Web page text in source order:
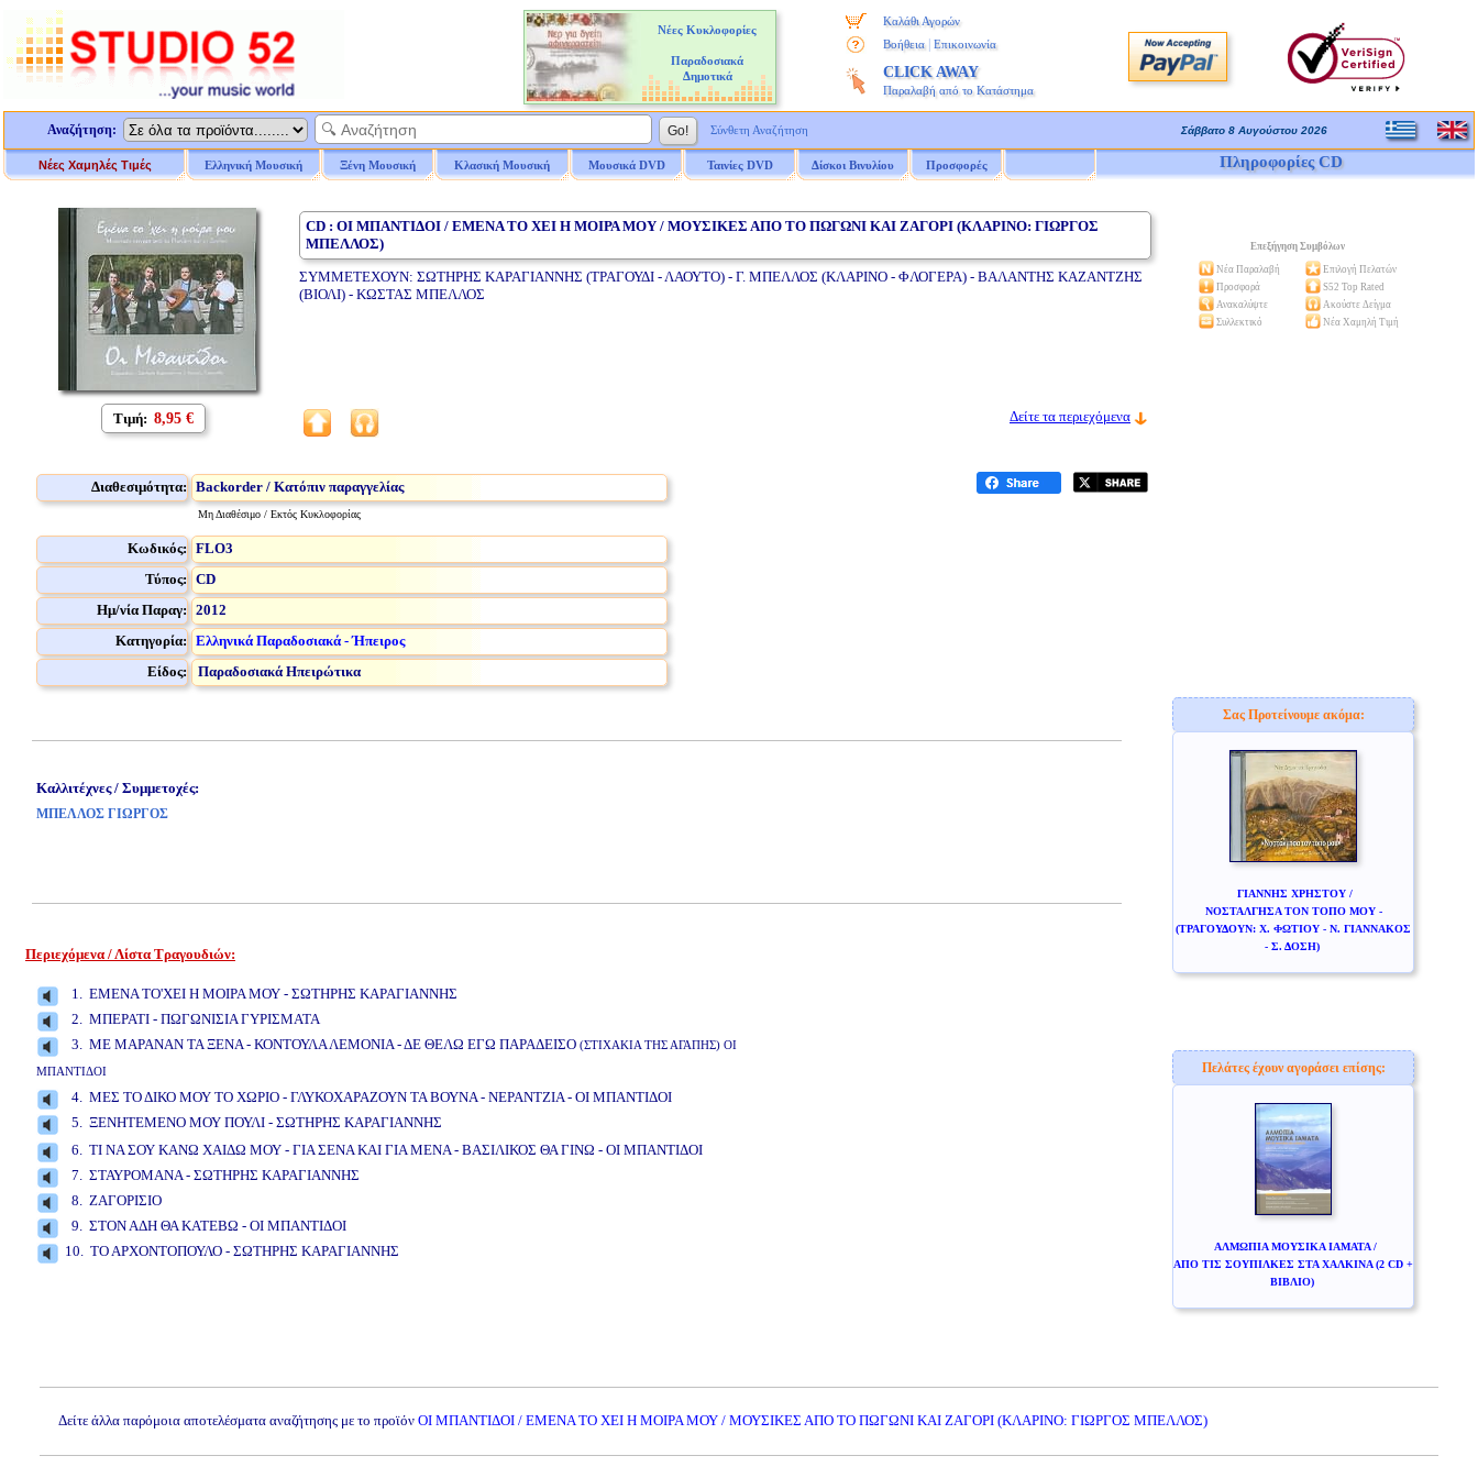
Νέες Κυκλοφορίες
Παραδοσιακά
Δημοτικά
Καλάθι Αγορών
Βοήθεια
Επικοινωνία
CLICK AWAY
Παραλαβή από το Κατάστημα
Αναζήτηση: Σύνθετη Αναζήτηση Σάββατο 8 Αυγούστου 2026
Νέες Χαμηλές Τιμές Ελληνική Μουσική Ξένη Μουσική Κλασική Μουσική Μουσικά DVD Ταινίες DVD Δίσκοι Βινυλίου Προσφορές Πληροφορίες CD
Τιμή: 8,95 €
CD : ΟΙ ΜΠΑΝΤΙΔΟΙ / ΕΜΕΝΑ ΤΟ ΧΕΙ Η ΜΟΙΡΑ ΜΟΥ / ΜΟΥΣΙΚΕΣ ΑΠΟ ΤΟ ΠΩΓΩΝΙ ΚΑΙ ΖΑΓΟΡΙ (ΚΛΑΡΙΝΟ: ΓΙΩΡΓΟΣ
ΜΠΕΛΛΟΣ)
ΣΥΜΜΕΤΕΧΟΥΝ: ΣΩΤΗΡΗΣ ΚΑΡΑΓΙΑΝΝΗΣ (ΤΡΑΓΟΥΔΙ - ΛΑΟΥΤΟ) - Γ. ΜΠΕΛΛΟΣ (ΚΛΑΡΙΝΟ - ΦΛΟΓΕΡΑ) - ΒΑΛΑΝΤΗΣ ΚΑΖΑΝΤΖΗΣ
(ΒΙΟΛΙ) - ΚΩΣΤΑΣ ΜΠΕΛΛΟΣ
Δείτε τα περιεχόμενα
Διαθεσιμότητα: Backorder / Κατόπιν παραγγελίας
Μη Διαθέσιμο / Εκτός Κυκλοφορίας
Κωδικός: FLO3
Τύπος: CD
Ημ/νία Παραγ: 2012
Κατηγορία: Ελληνικά Παραδοσιακά - Ήπειρος
Είδος:
Παραδοσιακά Ηπειρώτικα
Επεξήγηση Συμβόλων
Νέα Παραλαβή
Επιλογή Πελατών
Προσφορά
S52 Top Rated
Ανακαλύψτε
Ακούστε Δείγμα
Συλλεκτικό
Νέα Χαμηλή Τιμή
Καλλιτέχνες / Συμμετοχές:
ΜΠΕΛΛΟΣ ΓΙΩΡΓΟΣ
Περιεχόμενα / Λίστα Τραγουδιών:
1. ΕΜΕΝΑ ΤΟ'ΧΕΙ Η ΜΟΙΡΑ ΜΟΥ - ΣΩΤΗΡΗΣ ΚΑΡΑΓΙΑΝΝΗΣ
2. ΜΠΕΡΑΤΙ - ΠΩΓΩΝΙΣΙΑ ΓΥΡΙΣΜΑΤΑ
3. ΜΕ ΜΑΡΑΝΑΝ ΤΑ ΞΕΝΑ - ΚΟΝΤΟΥΛΑ ΛΕΜΟΝΙΑ - ΔΕ ΘΕΛΩ ΕΓΩ ΠΑΡΑΔΕΙΣΟ (ΣΤΙΧΑΚΙΑ ΤΗΣ ΑΓΑΠΗΣ) ΟΙ
ΜΠΑΝΤΙΔΟΙ
4. ΜΕΣ ΤΟ ΔΙΚΟ ΜΟΥ ΤΟ ΧΩΡΙΟ - ΓΛΥΚΟΧΑΡΑΖΟΥΝ ΤΑ ΒΟΥΝΑ - ΝΕΡΑΝΤΖΙΑ - ΟΙ ΜΠΑΝΤΙΔΟΙ
5. ΞΕΝΗΤΕΜΕΝΟ ΜΟΥ ΠΟΥΛΙ - ΣΩΤΗΡΗΣ ΚΑΡΑΓΙΑΝΝΗΣ
6. ΤΙ ΝΑ ΣΟΥ ΚΑΝΩ ΧΑΙΔΩ ΜΟΥ - ΓΙΑ ΣΕΝΑ ΚΑΙ ΓΙΑ ΜΕΝΑ - ΒΑΣΙΛΙΚΟΣ ΘΑ ΓΙΝΩ - ΟΙ ΜΠΑΝΤΙΔΟΙ
7. ΣΤΑΥΡΟΜΑΝΑ - ΣΩΤΗΡΗΣ ΚΑΡΑΓΙΑΝΝΗΣ
8. ΖΑΓΟΡΙΣΙΟ
9. ΣΤΟΝ ΑΔΗ ΘΑ ΚΑΤΕΒΩ - ΟΙ ΜΠΑΝΤΙΔΟΙ
10. ΤΟ ΑΡΧΟΝΤΟΠΟΥΛΟ - ΣΩΤΗΡΗΣ ΚΑΡΑΓΙΑΝΝΗΣ
Σας Προτείνουμε ακόμα:
ΓΙΑΝΝΗΣ ΧΡΗΣΤΟΥ /
ΝΟΣΤΑΛΓΗΣΑ ΤΟΝ ΤΟΠΟ ΜΟΥ -
(ΤΡΑΓΟΥΔΟΥΝ: Χ. ΦΩΤΙΟΥ - Ν. ΓΙΑΝΝΑΚΟΣ
- Σ. ΔΟΣΗ)
Πελάτες έχουν αγοράσει επίσης:
ΑΛΜΩΠΙΑ ΜΟΥΣΙΚΑ ΙΑΜΑΤΑ /
ΑΠΟ ΤΙΣ ΣΟΥΠΙΛΚΕΣ ΣΤΑ ΧΑΛΚΙΝΑ (2 CD +
ΒΙΒΛΙΟ)
Δείτε άλλα παρόμοια αποτελέσματα αναζήτησης με το προϊόν ΟΙ ΜΠΑΝΤΙΔΟΙ / ΕΜΕΝΑ ΤΟ ΧΕΙ Η ΜΟΙΡΑ ΜΟΥ / ΜΟΥΣΙΚΕΣ ΑΠΟ ΤΟ ΠΩΓΩΝΙ ΚΑΙ ΖΑΓΟΡΙ (ΚΛΑΡΙΝΟ: ΓΙΩΡΓΟΣ ΜΠΕΛΛΟΣ)